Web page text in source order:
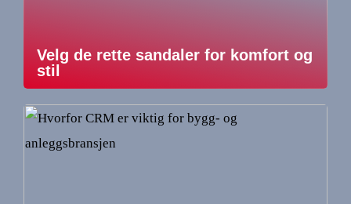
Velg de rette sandaler for komfort og
stil